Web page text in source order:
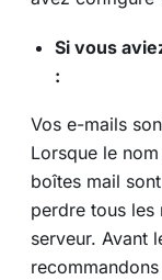
Si vous
:
Vos e-mails
Lorsque le
boîtes mail
perdre tous les
serveur. Avant